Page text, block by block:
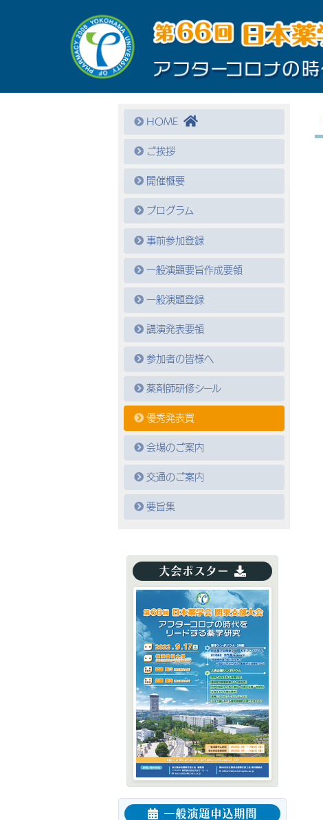
HOME
ご挨拶
開催概要
プログラム
事前参加登録
一般演題要旨作成要領
一般演題登録
講演発表要領
参加者の皆様へ
薬剤師研修シール
優秀発表賞
会場のご案内
交通のご案内
要旨集
大会ポスター
一般演題申込期間